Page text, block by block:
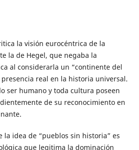
la visión eurocéntrica de la
la de Hegel, que negaba la
al considerarla un “continente del
real en la historia universal.
ser humano y toda cultura poseen
de su reconocimiento en
la idea de “pueblos sin historia” es
que legitima la dominación